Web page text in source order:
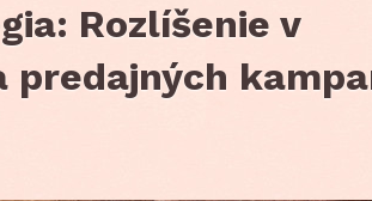
Rozlíšenie v
predajných